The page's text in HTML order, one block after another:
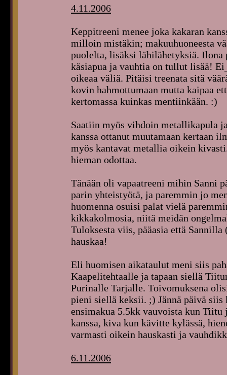
4.11.2006
Keppitreeni menee joka kakaran
milloin mistäkin; makuuhuoneesta
puolelta, lisäksi lähilähetyksiä.
käsiapua ja vauhtia on tullut lisää!
oikeaa väliä. Pitäisi treenata sitä
kovin hahmottumaan mutta kaipaa
kertomassa kuinkas mentiinkään. :)
Saatiin myös vihdoin metallikapula
kanssa ottanut muutamaan kertaan
myös kantavat metallia oikein
hieman odottaa.
Tänään oli vapaatreeni mihin Sanni
parin yhteistyötä, ja paremmin jo
huomenna osuisi palat vielä
kikkakolmosia, niitä meidän
Tuloksesta viis, pääasia että
hauskaa!
Eli huomisen aikataulut meni siis
Kaapelitehtaalle ja tapaan siellä
Purinalle Tarjalle. Toivomuksena
pieni siellä keksii. ;) Jännä päivä
ensimakua 5.5kk vauvoista kun
kanssa, kiva kun kävitte kylässä,
varmasti oikein hauskasti ja
6.11.2006